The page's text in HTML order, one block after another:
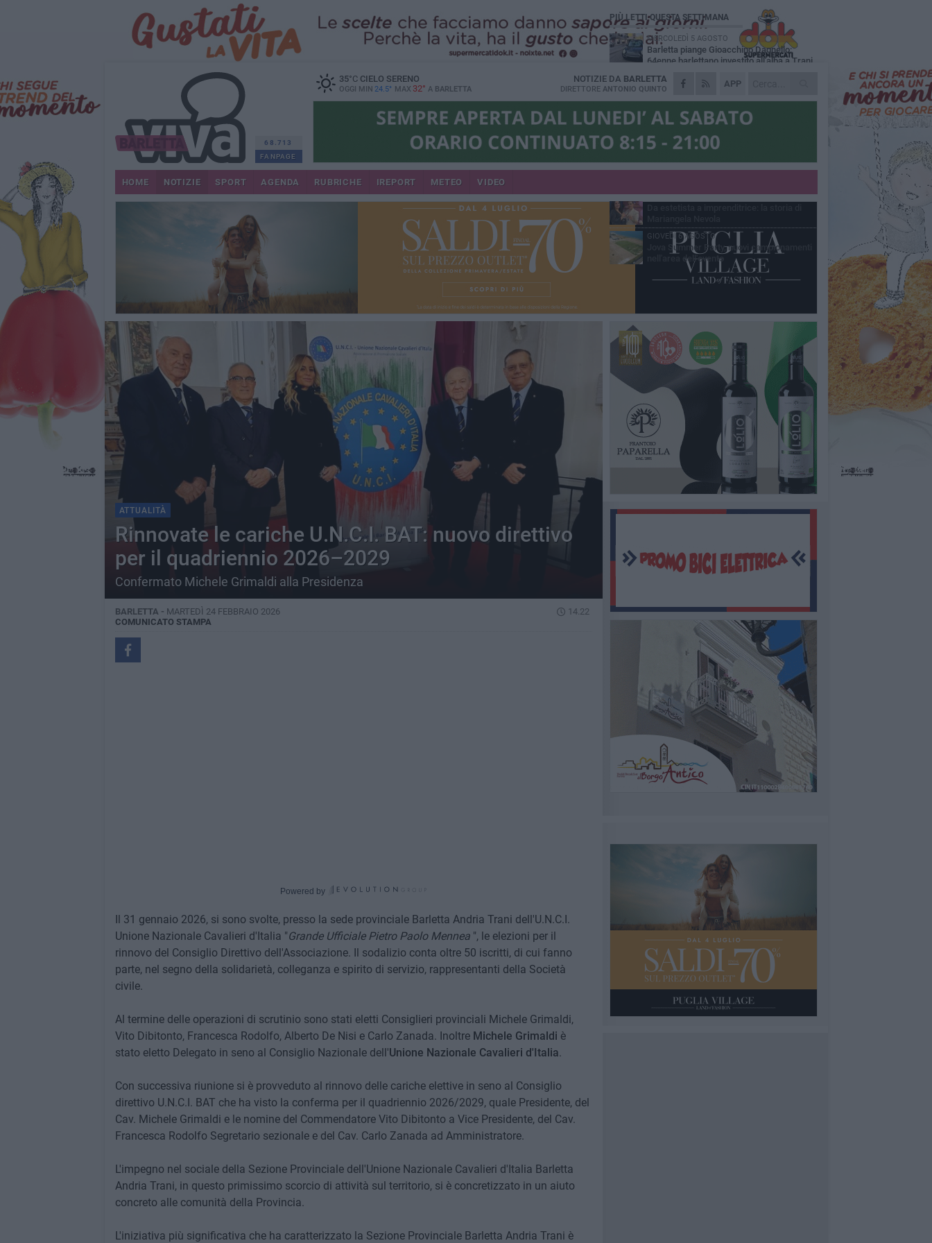
68.713
FANPAGE
35°CCIELO SERENO
OGGI MIN 24.5° MAX 32° A BARLETTA
APP
NOTIZIE DA BARLETTA
DIRETTORE ANTONIO QUINTO
HOME NOTIZIE SPORT AGENDA RUBRICHE IREPORT METEO VIDEO
ATTUALITÀ
Rinnovate le cariche U.N.C.I. BAT: nuovo direttivo
per il quadriennio 2026–2029
Confermato Michele Grimaldi alla Presidenza
BARLETTA - MARTEDÌ 24 FEBBRAIO 2026
14.22
COMUNICATO STAMPA
Powered by
Il 31 gennaio 2026, si sono svolte, presso la sede provinciale Barletta Andria Trani dell'U.N.C.I.
Unione Nazionale Cavalieri d'Italia "Grande Ufficiale Pietro Paolo Mennea ", le elezioni per il
rinnovo del Consiglio Direttivo dell'Associazione. Il sodalizio conta oltre 50 iscritti, di cui fanno
parte, nel segno della solidarietà, colleganza e spirito di servizio, rappresentanti della Società
civile.
Al termine delle operazioni di scrutinio sono stati eletti Consiglieri provinciali Michele Grimaldi,
Vito Dibitonto, Francesca Rodolfo, Alberto De Nisi e Carlo Zanada. Inoltre Michele Grimaldi è
stato eletto Delegato in seno al Consiglio Nazionale dell'Unione Nazionale Cavalieri d'Italia.
Con successiva riunione si è provveduto al rinnovo delle cariche elettive in seno al Consiglio
direttivo U.N.C.I. BAT che ha visto la conferma per il quadriennio 2026/2029, quale Presidente, del
Cav. Michele Grimaldi e le nomine del Commendatore Vito Dibitonto a Vice Presidente, del Cav.
Francesca Rodolfo Segretario sezionale e del Cav. Carlo Zanada ad Amministratore.
L'impegno nel sociale della Sezione Provinciale dell'Unione Nazionale Cavalieri d'Italia Barletta
Andria Trani, in questo primissimo scorcio di attività sul territorio, si è concretizzato in un aiuto
concreto alle comunità della Provincia.
L'iniziativa più significativa che ha caratterizzato la Sezione Provinciale Barletta Andria Trani è
PIÙ LETTI QUESTA SETTIMANA
MERCOLEDÌ 5 AGOSTO
Barletta piange Gioacchino Dagnello:
64enne barlettano investito all'alba a Trani
GIOVEDÌ 6 AGOSTO
Il ricordo di "Cecco", il benzinaio col
sorriso: «Contava i giorni che lo
separavano dalla pensione»
VENERDÌ 7 AGOSTO
bloccato verso Bari
Jova Summer Party, giovedì mattina
VENERDÌ 7 AGOSTO
GIOVEDÌ 6 AGOSTO
Jova Summer Party, nuovi campionamenti
nell'area dell'evento